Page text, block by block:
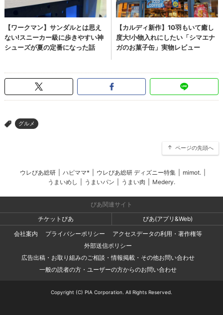
> グルメ
ページの先頭へ
ウレぴあ総研 ハピママ* ウレぴあ総研 ディズニー特集 mimot.
うまいめし
うまいパン うまい肉 Medery.
ぴあ関連サイト
チケットぴあ
ぴあ(アプリ&Web)
会社案内
プライバシーポリシー
アクセスデータの利用・著作権等
外部送信ポリシー
広告出稿・お取り組みのご相談・情報掲載・その他お問い合わせ
一般の読者の方・ユーザーの方からのお問い合わせ
Copyright (C) PIA Corporation. All Rights Reserved.